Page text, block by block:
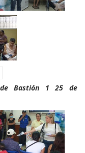
de Bastión 1 25 de